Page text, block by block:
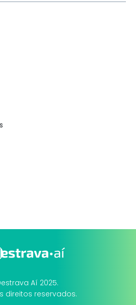
Aí 2025.
direitos reservados.